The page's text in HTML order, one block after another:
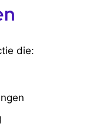
die: